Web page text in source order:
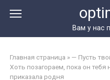
Вам у нас
Главная страница » — Пусть
Хоть позагораем, пока он
приказала родня